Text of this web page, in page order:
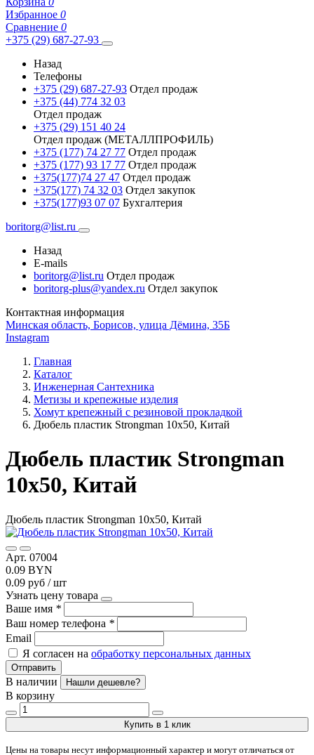
Избранное 0
Сравнение 0
+375 (29) 687-27-93
Назад
Телефоны
+375 (29) 687-27-93 Отдел продаж
+375 (44) 774 32 03
Отдел продаж
+375 (29) 151 40 24
Отдел продаж (МЕТАЛЛПРОФИЛЬ)
+375 (177) 74 27 77 Отдел продаж
+375 (177) 93 17 77 Отдел продаж
+375(177)74 27 47 Отдел продаж
+375(177) 74 32 03 Отдел закупок
+375(177)93 07 07 Бухгалтерия
boritorg@list.ru
Назад
E-mails
boritorg@list.ru Отдел продаж
boritorg-plus@yandex.ru Отдел закупок
Контактная информация
Минская область, Борисов, улица Дёмина, 35Б
Instagram
Главная
Каталог
Инженерная Сантехника
Метизы и крепежные изделия
Хомут крепежный с резиновой прокладкой
Дюбель пластик Strongman 10х50, Китай
Дюбель пластик Strongman
10х50, Китай
Дюбель пластик Strongman 10х50, Китай
Арт. 07004
0.09 BYN
0.09 руб / шт
Узнать цену товара
Ваше имя *
Ваш номер телефона *
Email
Я согласен на обработку персональных данных
Отправить
В наличии Нашли дешевле?
В корзину
Купить в 1 клик
Цены на товары несут информационный характер и могут отличаться от